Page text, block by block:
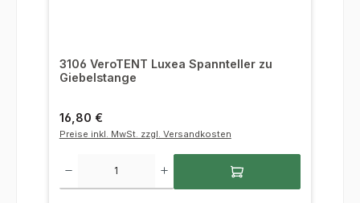
3106 VeroTENT Luxea Spannteller zu
Giebelstange
Regulärer Preis:
16,80 €
Preise inkl. MwSt. zzgl. Versandkosten